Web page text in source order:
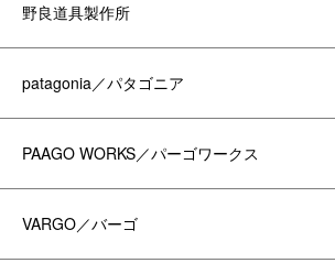
野良道具製作所
patagonia／パタゴニア
PAAGO WORKS／パーゴワークス
VARGO／バーゴ